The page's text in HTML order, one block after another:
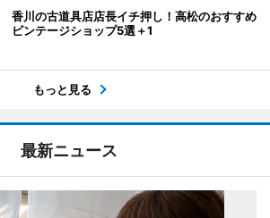
香川の古道具店店長イチ押し！高松のおすすめ
ビンテージショップ5選＋1
もっと見る
最新ニュース